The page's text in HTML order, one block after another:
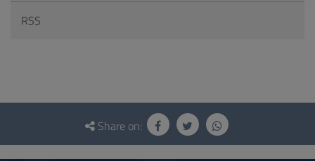
RSS
Questionnaire
social
Share on: